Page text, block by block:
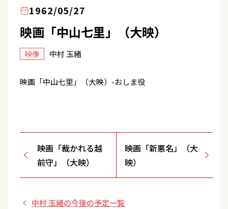
1962/05/27
映画「中山七里」（大映）
映像 中村 玉緒
映画「中山七里」（大映）-おしま役
映画「裁かれる越
前守」（大映）
映画「新悪名」（大
映）
中村 玉緒の今後の予定一覧